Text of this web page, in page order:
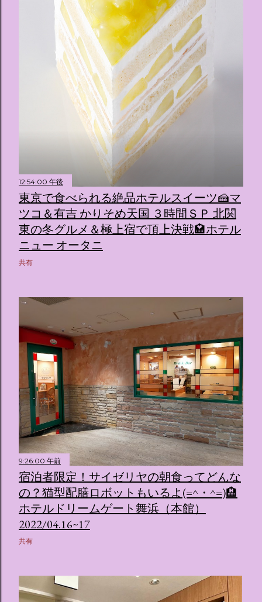
12:54:00 午後
東京で食べられる絶品ホテルスイーツ🍰マ
ツコ＆有吉 かりそめ天国 ３時間ＳＰ 北関
東の冬グルメ＆極上宿で頂上決戦🏩ホテル
ニュー オータニ
共有
9:26:00 午前
宿泊者限定！サイゼリヤの朝食ってどんな
の？猫型配膳ロボットもいるよ(=^・^=)🏨
ホテルドリームゲート舞浜（本館）
2022/04.16~17
共有